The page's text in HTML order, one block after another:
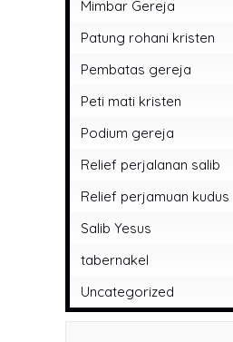
Mimbar Gereja
Patung rohani kristen
Pembatas gereja
Peti mati kristen
Podium gereja
Relief perjalanan salib
Relief perjamuan kudus
Salib Yesus
tabernakel
Uncategorized